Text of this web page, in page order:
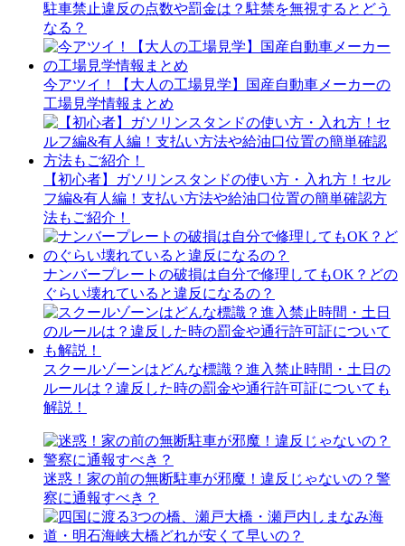
駐車禁止違反の点数や罰金は？駐禁を無視するとどう
なる？
今アツイ！【大人の工場見学】国産自動車メーカーの
工場見学情報まとめ
【初心者】ガソリンスタンドの使い方・入れ方！セル
フ編&有人編！支払い方法や給油口位置の簡単確認方
法もご紹介！
ナンバープレートの破損は自分で修理してもOK？どの
ぐらい壊れていると違反になるの？
スクールゾーンはどんな標識？進入禁止時間・土日の
ルールは？違反した時の罰金や通行許可証についても
解説！
迷惑！家の前の無断駐車が邪魔！違反じゃないの？警
察に通報すべき？